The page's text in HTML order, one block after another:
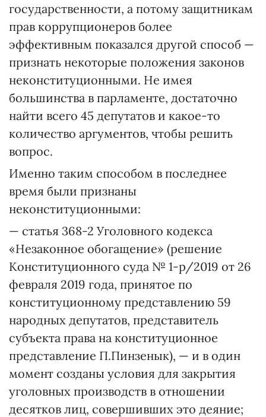
государственности, а потому защитникам
прав коррупционеров более
эффективным показался другой способ —
признать некоторые положения законов
неконституционными. Не имея
большинства в парламенте, достаточно
найти всего 45 депутатов и какое-то
количество аргументов, чтобы решить
вопрос.
Именно таким способом в последнее
время были признаны
неконституционными:
— статья 368-2 Уголовного кодекса
«Незаконное обогащение» (решение
Конституционного суда № 1-р/2019 от 26
февраля 2019 года, принятое по
конституционному представлению 59
народных депутатов, представитель
субъекта права на конституционное
представление П.Пинзенык), — и в один
момент созданы условия для закрытия
уголовных производств в отношении
десятков лиц, совершивших это деяние;